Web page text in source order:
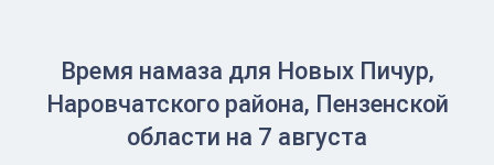
Время намаза для Новых Пичур,
Наровчатского района, Пензенской
области на 7 августа